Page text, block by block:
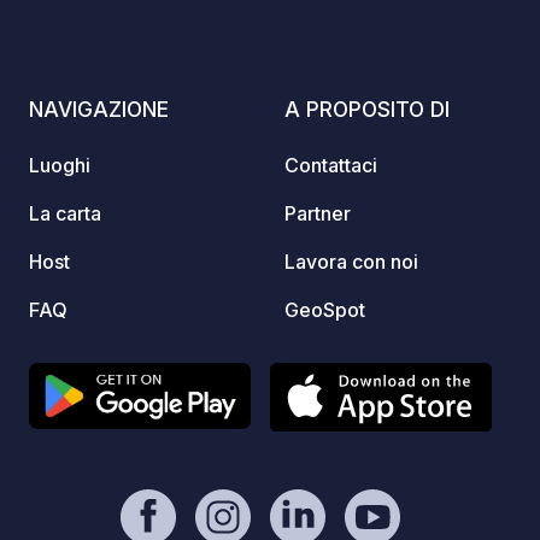
NAVIGAZIONE
Luoghi
La carta
Host
FAQ
A PROPOSITO DI
Contattaci
Partner
Lavora con noi
GeoSpot